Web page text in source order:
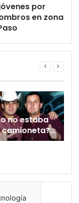
por
en zona
no estaba
camioneta?
de Valentín
años de su